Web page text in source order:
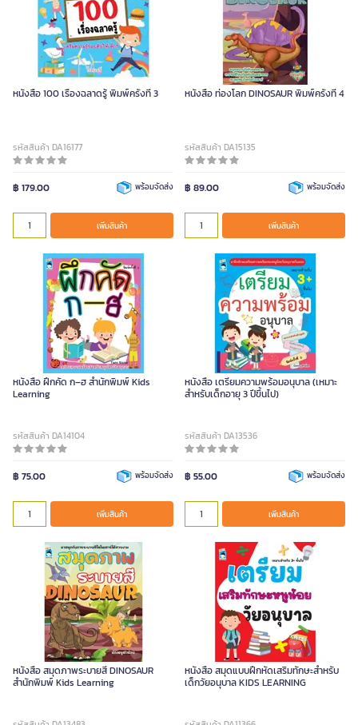
หนังสือ 100 เรื่องฉลาดรู้ พิมพ์ครั้งที่ 3
รหัสสินค้า DA16177
฿ 179.00 พร้อมจัดส่ง
เพิ่มสินค้า
หนังสือ ท่องโลก DINOSAUR พิมพ์ครั้งที่ 4
รหัสสินค้า DA15135
฿ 89.00 พร้อมจัดส่ง
เพิ่มสินค้า
หนังสือ ฝึกคัด ก–ฮ สำนักพิมพ์ Kids
Learning
รหัสสินค้า DA14104
฿ 75.00 พร้อมจัดส่ง
เพิ่มสินค้า
หนังสือ เตรียมความพร้อมอนุบาล (เหมาะ
สำหรับเด็กอายุ 3 ปีขึ้นไป)
รหัสสินค้า DA13536
฿ 55.00 พร้อมจัดส่ง
เพิ่มสินค้า
หนังสือ สมุดภาพระบายสี DINOSAUR
สำนักพิมพ์ Kids Learning
หนังสือ สมุดแบบฝึกหัดเสริมทักษะสำหรับ
เด็กวัยอนุบาล KIDS LEARNING